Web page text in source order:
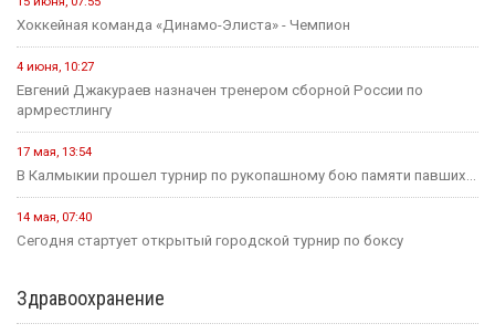
Хоккейная команда «Динамо-Элиста» - Чемпион
4 июня, 10:27
Евгений Джакураев назначен тренером сборной России по
армрестлингу
17 мая, 13:54
В Калмыкии прошел турнир по рукопашному бою памяти павших...
14 мая, 07:40
Сегодня стартует открытый городской турнир по боксу
Здравоохранение